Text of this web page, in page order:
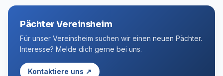
Pächter Vereinsheim
Für unser Vereinsheim suchen wir einen neuen Pächter.
Interesse? Melde dich gerne bei uns.
Kontaktiere uns ↗